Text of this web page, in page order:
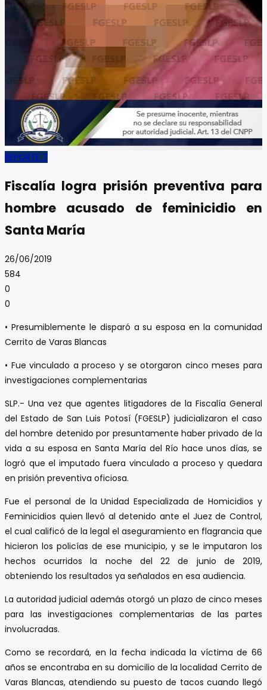
REPORTE 7
Fiscalía logra prisión preventiva para
hombre acusado de feminicidio en
Santa María
26/06/2019
584
0
0
• Presumiblemente le disparó a su esposa en la comunidad
Cerrito de Varas Blancas
• Fue vinculado a proceso y se otorgaron cinco meses para
investigaciones complementarias
SLP.- Una vez que agentes litigadores de la Fiscalía General
del Estado de San Luis Potosí (FGESLP) judicializaron el caso
del hombre detenido por presuntamente haber privado de la
vida a su esposa en Santa María del Río hace unos días, se
logró que el imputado fuera vinculado a proceso y quedara
en prisión preventiva oficiosa.
Fue el personal de la Unidad Especializada de Homicidios y
Feminicidios quien llevó al detenido ante el Juez de Control,
el cual calificó de la legal el aseguramiento en flagrancia que
hicieron los policías de ese municipio, y se le imputaron los
hechos ocurridos la noche del 22 de junio de 2019,
obteniendo los resultados ya señalados en esa audiencia.
La autoridad judicial además otorgó un plazo de cinco meses
para las investigaciones complementarias de las partes
involucradas.
Como se recordará, en la fecha indicada la víctima de 66
años se encontraba en su domicilio de la localidad Cerrito de
Varas Blancas, atendiendo su puesto de tacos cuando llegó